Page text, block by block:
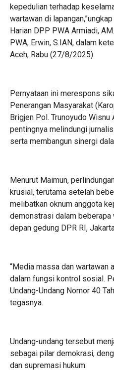
kepedulian terhadap
wartawan di
Harian DPP PWA Armiadi,
PWA, Erwin, S.IAN, dalam
Aceh, Rabu (27/8/2025).
Pernyataan ini merespons
Penerangan Masyarakat
Brigjen Pol. Trunoyudo
pentingnya melindungi
serta membangun sinergi
Menurut Maimun,
krusial, terutama setelah
melibatkan oknum anggota
demonstrasi dalam beberapa
depan gedung DPR RI,
“Media massa dan wartawan
dalam fungsi kontrol sosial.
Undang-Undang Nomor 40
tegasnya.
Undang-undang tersebut
sebagai pilar demokrasi,
dan supremasi hukum.